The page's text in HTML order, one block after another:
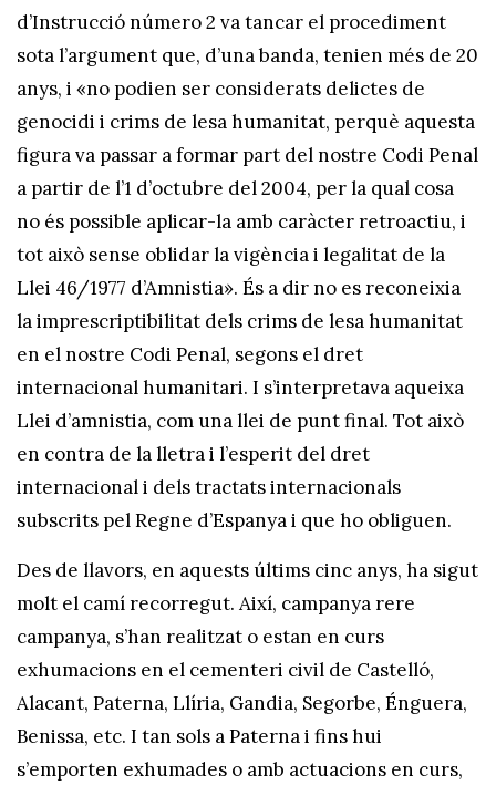
d’Instrucció número 2 va tancar el procediment
sota l’argument que, d’una banda, tenien més de 20
anys, i «no podien ser considerats delictes de
genocidi i crims de lesa humanitat, perquè aquesta
figura va passar a formar part del nostre Codi Penal
a partir de l’1 d’octubre del 2004, per la qual cosa
no és possible aplicar-la amb caràcter retroactiu, i
tot això sense oblidar la vigència i legalitat de la
Llei 46/1977 d’Amnistia». És a dir no es reconeixia
la imprescriptibilitat dels crims de lesa humanitat
en el nostre Codi Penal, segons el dret
internacional humanitari. I s’interpretava aqueixa
Llei d’amnistia, com una llei de punt final. Tot això
en contra de la lletra i l’esperit del dret
internacional i dels tractats internacionals
subscrits pel Regne d’Espanya i que ho obliguen.
Des de llavors, en aquests últims cinc anys, ha sigut
molt el camí recorregut. Així, campanya rere
campanya, s’han realitzat o estan en curs
exhumacions en el cementeri civil de Castelló,
Alacant, Paterna, Llíria, Gandia, Segorbe, Énguera,
Benissa, etc. I tan sols a Paterna i fins hui
s’emporten exhumades o amb actuacions en curs,